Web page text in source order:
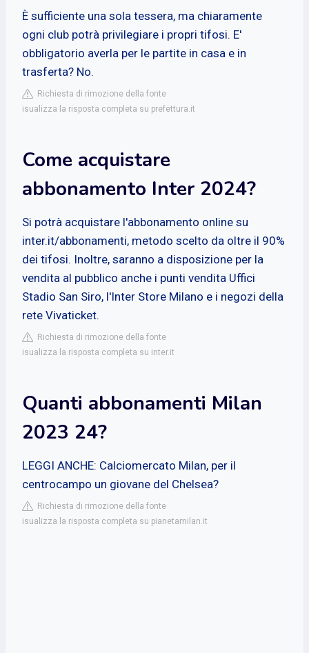
È sufficiente una sola tessera, ma chiaramente
ogni club potrà privilegiare i propri tifosi. E'
obbligatorio averla per le partite in casa e in
trasferta? No.
Richiesta di rimozione della fonte
isualizza la risposta completa su prefettura.it
Come acquistare
abbonamento Inter 2024?
Si potrà acquistare l'abbonamento online su
inter.it/abbonamenti, metodo scelto da oltre il 90%
dei tifosi. Inoltre, saranno a disposizione per la
vendita al pubblico anche i punti vendita Uffici
Stadio San Siro, l'Inter Store Milano e i negozi della
rete Vivaticket.
Richiesta di rimozione della fonte
isualizza la risposta completa su inter.it
Quanti abbonamenti Milan
2023 24?
LEGGI ANCHE: Calciomercato Milan, per il
centrocampo un giovane del Chelsea?
Richiesta di rimozione della fonte
isualizza la risposta completa su pianetamilan.it